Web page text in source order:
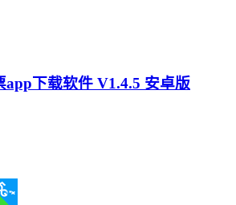
app下载软件 V1.4.5 安卓版